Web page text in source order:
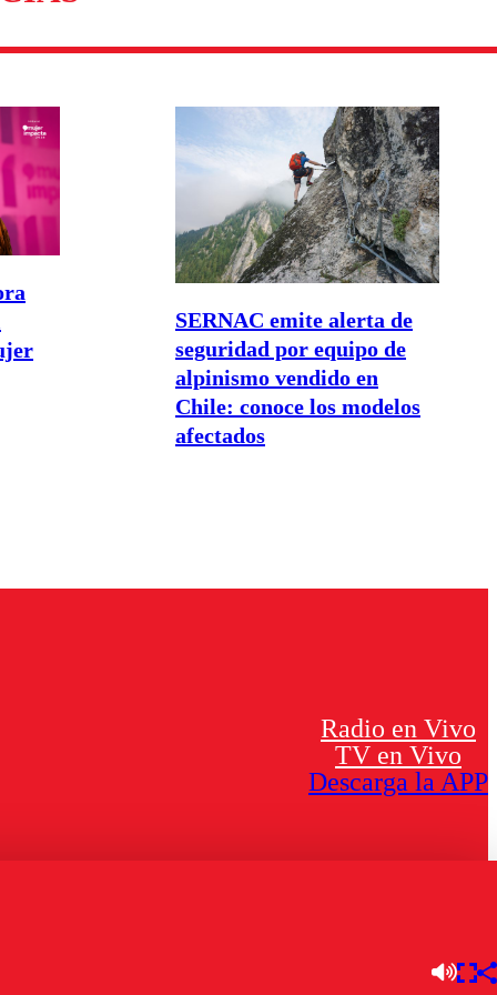
SERNAC emite alerta de
seguridad por equipo de
alpinismo vendido en
Chile: conoce los modelos
afectados
Radio en Vivo
TV en Vivo
Descarga la APP